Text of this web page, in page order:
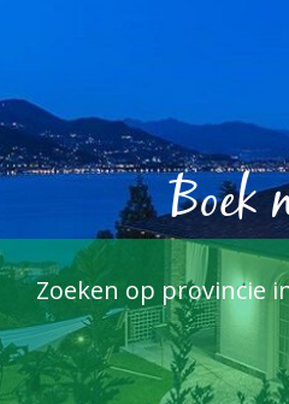
Zoeken op provincie
Boek